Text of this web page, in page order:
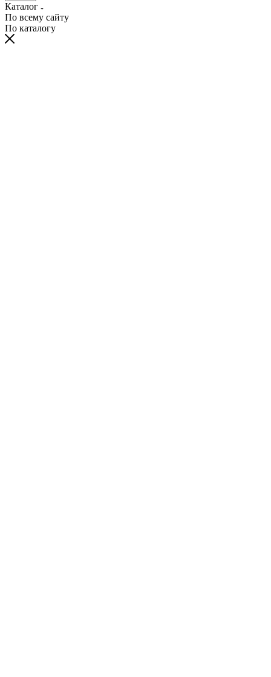
Каталог
По всему сайту
По каталогу